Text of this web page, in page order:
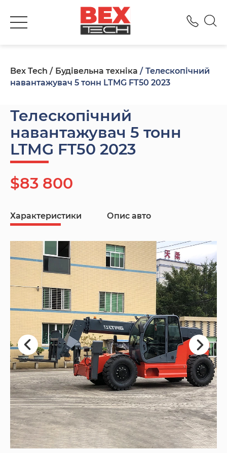
Bex Tech Будівельна техніка
Телескопічний
навантажувач 5 тонн LTMG FT50 2023
Телескопічний
навантажувач 5 тонн
LTMG FT50 2023
$83 800
Характеристики Опис авто